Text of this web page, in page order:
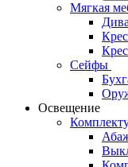
Мягкая
Сейфы
Освещение